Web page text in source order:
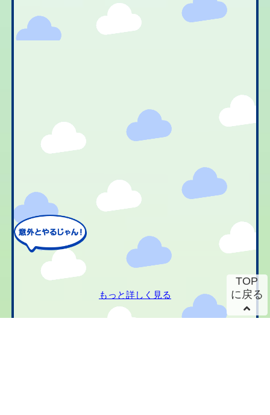
もっと詳しく見る
TOP
に戻る